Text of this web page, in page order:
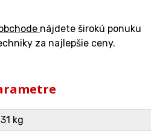
nájdete širokú ponuku
za najlepšie ceny.
kg